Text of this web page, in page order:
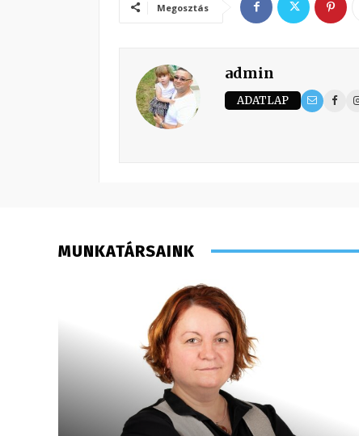
Megosztás
admin
ADATLAP
MUNKATÁRSAINK